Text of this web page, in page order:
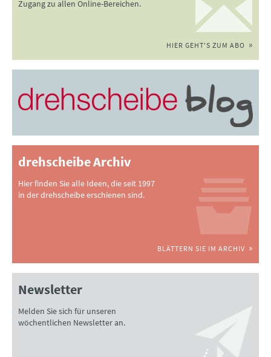
Zugang zu allen Online-Bereichen.
HIER GEHT'S ZUM ABO
drehscheibe Archiv
Hier finden Sie alle Ideen, die seit 1997
in der drehscheibe erschienen sind.
BLÄTTERN SIE IM ARCHIV
Newsletter
Melden Sie sich für unseren
wöchentlichen Newsletter an.